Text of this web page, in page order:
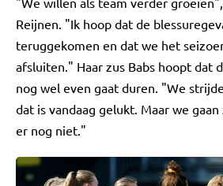
Reijnen. "Ik hoop dat de
teruggekomen en dat we het
afsluiten." Haar zus Babs hoopt dat
nog wel even gaat duren. "We
dat is vandaag gelukt. Maar we
er nog niet."